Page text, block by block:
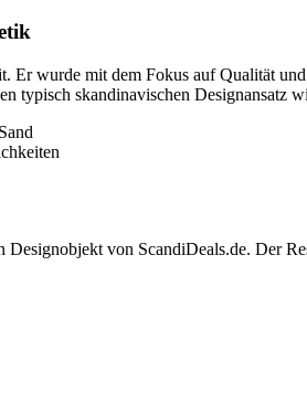
Er wurde mit dem Fokus auf Qualität
typisch skandinavischen
von ScandiDeals.de. Der